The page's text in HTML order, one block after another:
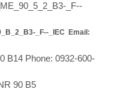
_F--
_F--_IEC
Email:
B14 Phone: 0932-600-
90 B5